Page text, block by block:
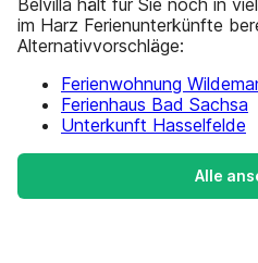
im Harz Ferienunterkünfte
Alternativvorschläge:
Ferienwohnung
Ferienhaus Bad Sachsa
Unterkunft Hasselfelde
Alle